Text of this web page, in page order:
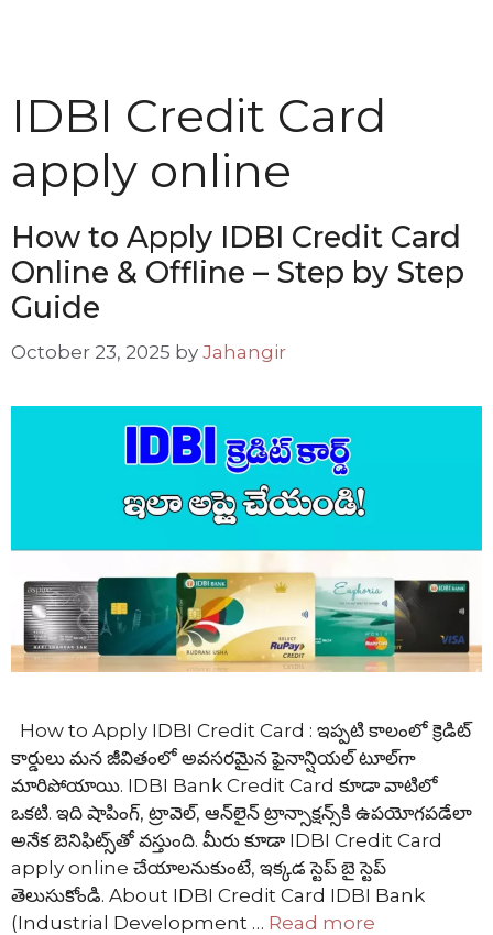
IDBI Credit Card
apply online
How to Apply IDBI Credit Card
Online & Offline – Step by Step
Guide
October 23, 2025 by Jahangir
How to Apply IDBI Credit Card : ఇప్పటి కాలంలో క్రెడిట్
కార్డులు మన జీవితంలో అవసరమైన ఫైనాన్షియల్ టూల్‌గా
మారిపోయాయి. IDBI Bank Credit Card కూడా వాటిలో
ఒకటి. ఇది షాపింగ్, ట్రావెల్, ఆన్‌లైన్ ట్రాన్సాక్షన్స్‌కి ఉపయోగపడేలా
అనేక బెనిఫిట్స్‌తో వస్తుంది. మీరు కూడా IDBI Credit Card
apply online చేయాలనుకుంటే, ఇక్కడ స్టెప్ బై స్టెప్
తెలుసుకోండి. About IDBI Credit Card IDBI Bank
(Industrial Development … Read more